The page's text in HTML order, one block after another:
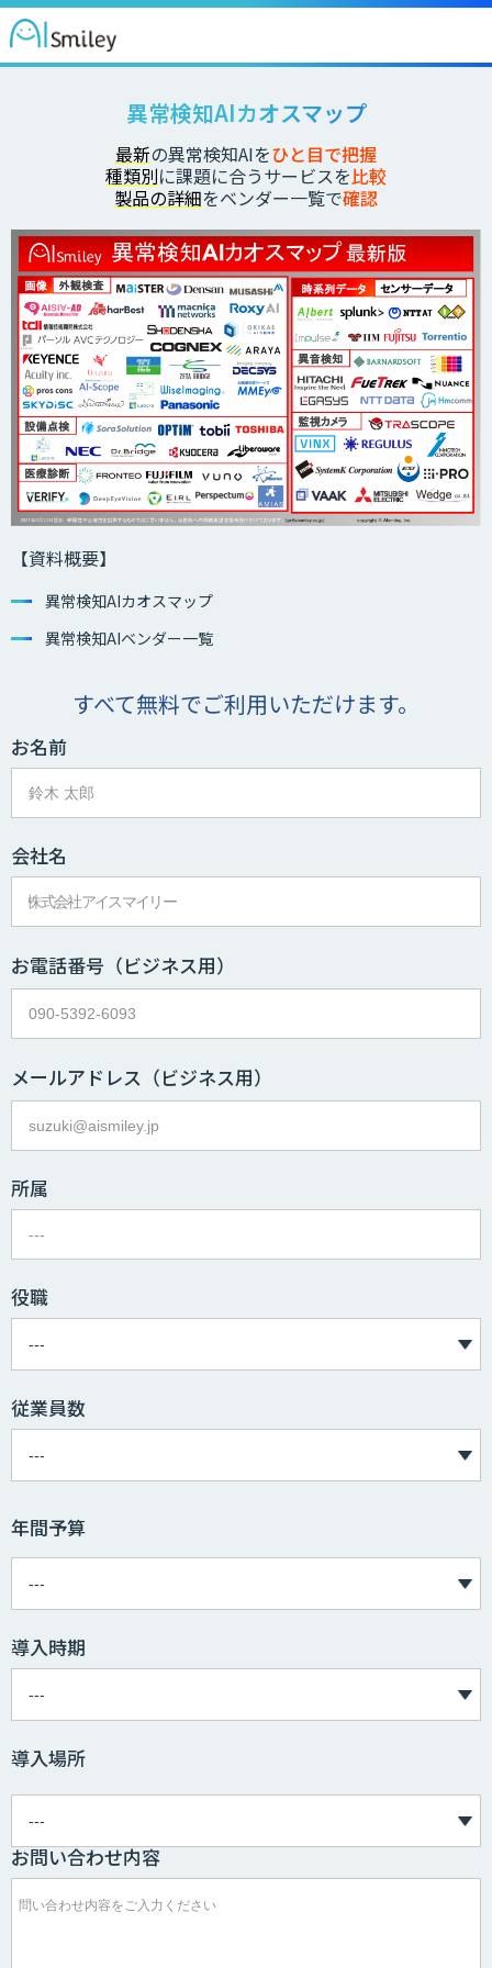
異常検知AIカオスマップ
最新の異常検知AIをひと目で把握
種類別に課題に合うサービスを比較
製品の詳細をベンダー一覧で確認
【資料概要】
異常検知AIカオスマップ
異常検知AIベンダー一覧
すべて無料でご利用いただけます。
お名前
会社名
お電話番号 （ビジネス用）
メールアドレス （ビジネス用）
所属
役職
従業員数
年間予算
導入時期
導入場所
お問い合わせ内容